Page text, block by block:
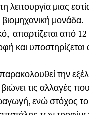
μιας
μονάδα.
απαρτίζεται από 12
και
την
τις αλλαγές
ενώ στόχος